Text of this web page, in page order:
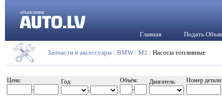
объявления
Главная Подать
Запчасти и аксессуары : BMW : M2 : Насосы топливные
Цена:
-
Год:
-
Объём:
-
Двигатель: Номер детали: